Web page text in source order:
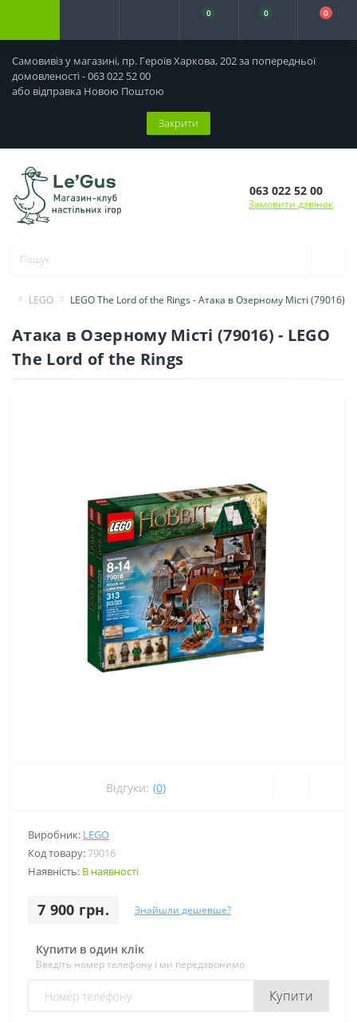
Самовивіз у магазині, пр. Героїв Харкова, 202 за попередньої
домовленості - 063 022 52 00
або відправка Новою Поштою
Закрити
0 0 0
063 022 52 00
Замовити дзвінок
LEGO LEGO The Lord of the Rings - Атака в Озерному Місті (79016)
Атака в Озерному Місті (79016) - LEGO
The Lord of the Rings
Відгуки: (0)
Виробник: LEGO
Код товару:79016
Наявність: В наявності
7 900 грн. Знайшли дешевше?
Купити в один клік
Введіть номер телефону і ми передзвонимо
Купити